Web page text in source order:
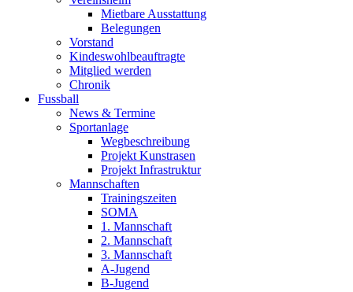
Mietbare Ausstattung
Belegungen
Vorstand
Kindeswohlbeauftragte
Mitglied werden
Chronik
Fussball
News & Termine
Sportanlage
Wegbeschreibung
Projekt Kunstrasen
Projekt Infrastruktur
Mannschaften
Trainingszeiten
SOMA
1. Mannschaft
2. Mannschaft
3. Mannschaft
A-Jugend
B-Jugend